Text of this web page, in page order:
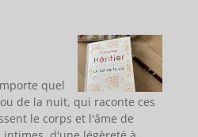
quel
de la nuit, qui raconte ces
le corps et l'âme de